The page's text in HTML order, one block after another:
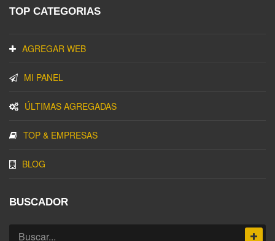
TOP CATEGORIAS
AGREGAR WEB
MI PANEL
ÚLTIMAS AGREGADAS
TOP & EMPRESAS
BLOG
BUSCADOR